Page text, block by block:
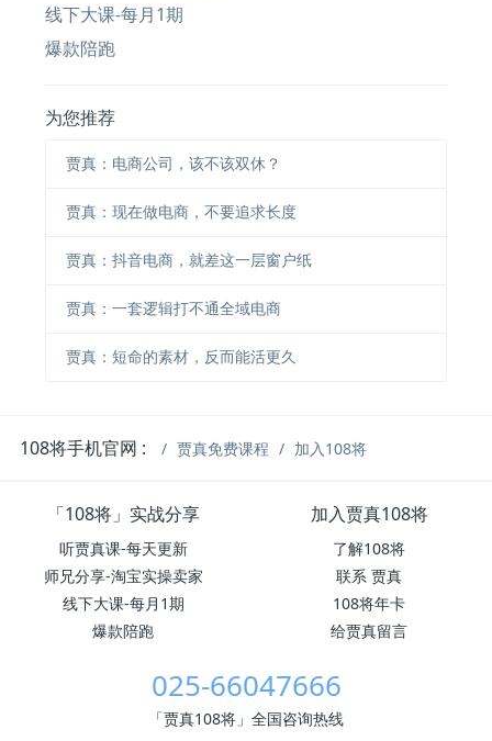
线下大课-每月1期
爆款陪跑
为您推荐
贾真：电商公司，该不该双休？
贾真：现在做电商，不要追求长度
贾真：抖音电商，就差这一层窗户纸
贾真：一套逻辑打不通全域电商
贾真：短命的素材，反而能活更久
108将手机官网 : 贾真免费课程 加入108将
「108将」实战分享
听贾真课-每天更新
师兄分享-淘宝实操卖家
线下大课-每月1期
爆款陪跑
加入贾真108将
了解108将
联系 贾真
108将年卡
给贾真留言
025-66047666
「贾真108将」全国咨询热线